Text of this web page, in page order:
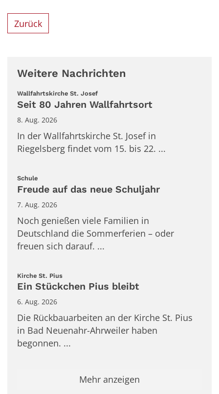
Zurück
Weitere Nachrichten
Wallfahrtskirche St. Josef:
Seit 80 Jahren Wallfahrtsort
8. Aug. 2026
In der Wallfahrtskirche St. Josef in
Riegelsberg findet vom 15. bis 22. ...
Schule:
Freude auf das neue Schuljahr
7. Aug. 2026
Noch genießen viele Familien in
Deutschland die Sommerferien – oder
freuen sich darauf. ...
Kirche St. Pius:
Ein Stückchen Pius bleibt
6. Aug. 2026
Die Rückbauarbeiten an der Kirche St. Pius
in Bad Neuenahr-Ahrweiler haben
begonnen. ...
Mehr anzeigen